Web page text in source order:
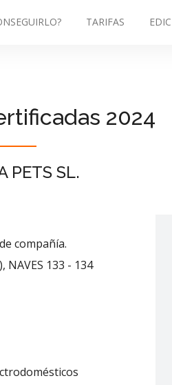
TARIFAS
2024
PETS SL.
compañía.
NAVES 133 - 134